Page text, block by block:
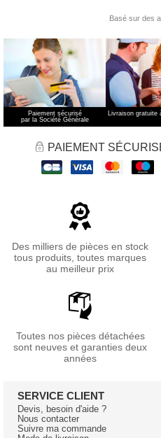
Paiement sécurisé
par la Société Générale
Livraison
PAIEMENT
Des milliers de pièces en stock
tous produits, toutes marques
au meilleur prix
Toutes nos pièces détachées
sont neuves et garanties deux
années
SERVICE CLIENT
Devis, besoin d'aide ?
Nous contacter
Suivre ma commande